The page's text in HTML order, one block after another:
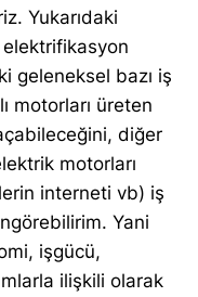
Yukarıdaki
geleneksel bazı iş
motorları üreten
diğer
motorları
interneti vb) iş
Yani
işgücü,
ilişkili olarak